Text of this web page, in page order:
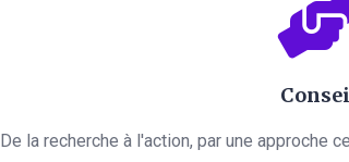
De la recherche à l'action, par une approche